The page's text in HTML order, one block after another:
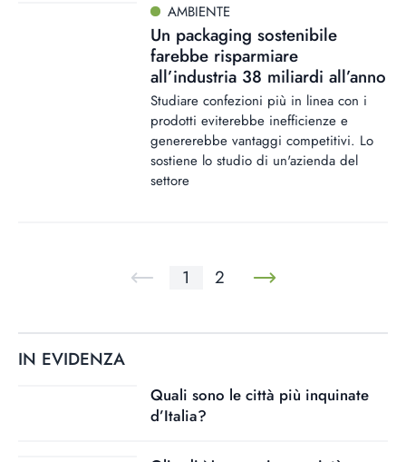
AMBIENTE
Un packaging sostenibile
farebbe risparmiare
all’industria 38 miliardi all’anno
Studiare confezioni più in linea con i
prodotti eviterebbe inefficienze e
genererebbe vantaggi competitivi. Lo
sostiene lo studio di un'azienda del
settore
1 2
IN EVIDENZA
Quali sono le città più inquinate
d’Italia?